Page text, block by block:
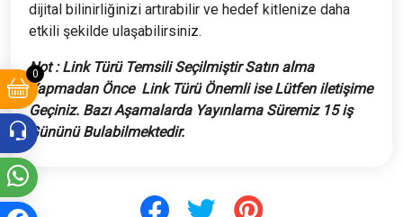
0
dijital bilinirliğinizi artırabilir ve hedef kitlenize daha
etkili şekilde ulaşabilirsiniz.
Not : Link Türü Temsili Seçilmiştir Satın alma
Yapmadan Önce Link Türü Önemli ise Lütfen iletişime
Geçiniz. Bazı Aşamalarda Yayınlama Süremiz 15 iş
Gününü Bulabilmektedir.